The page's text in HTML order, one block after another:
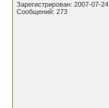
Зарегистрирован: 2007-07-24
Сообщений: 273